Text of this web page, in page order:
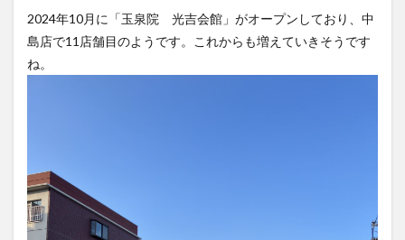
島店で11店舗目のようです。これからも増えていきそうです
ね。